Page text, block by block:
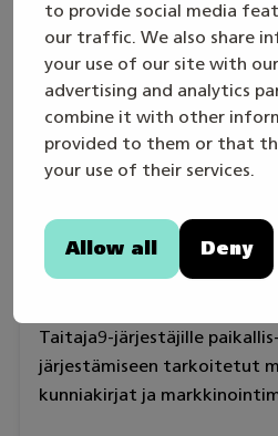
to provide social media
our traffic. We also share
your use of our site with
advertising and analytics
combine it with other
provided to them or that
your use of their services.
Allow all Deny
Taitaja-semifinaali
eteenpäin A4
Taitaja-semifinaali
vasemmalle A4
Taitaja-semifinaali
oikealle A4 (Muokattava
Taitaja9-järjestäjille
järjestämiseen tarkoitetut
kunniakirjat ja